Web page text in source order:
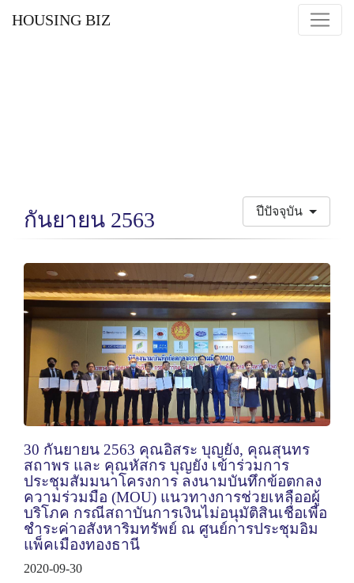
HOUSING BIZ
ปีปัจจุบัน
กันยายน 2563
30 กันยายน 2563 คุณอิสระ บุญยัง, คุณสุนทร
สถาพร และ คุณหัสกร บุญยัง เข้าร่วมการ
ประชุมสัมมนาโครงการ ลงนามบันทึกข้อตกลง
ความร่วมมือ (MOU) แนวทางการช่วยเหลืออผู้
บริโภค กรณีสถาบันการเงินไม่อนุมัติสินเชื่อเพื่อ
ชำระค่าอสังหาริมทรัพย์ ณ ศูนย์การประชุมอิม
แพ็คเมืองทองธานี
2020-09-30